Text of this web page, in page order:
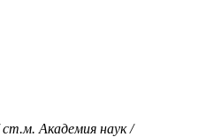
ст.м. Академия наук /